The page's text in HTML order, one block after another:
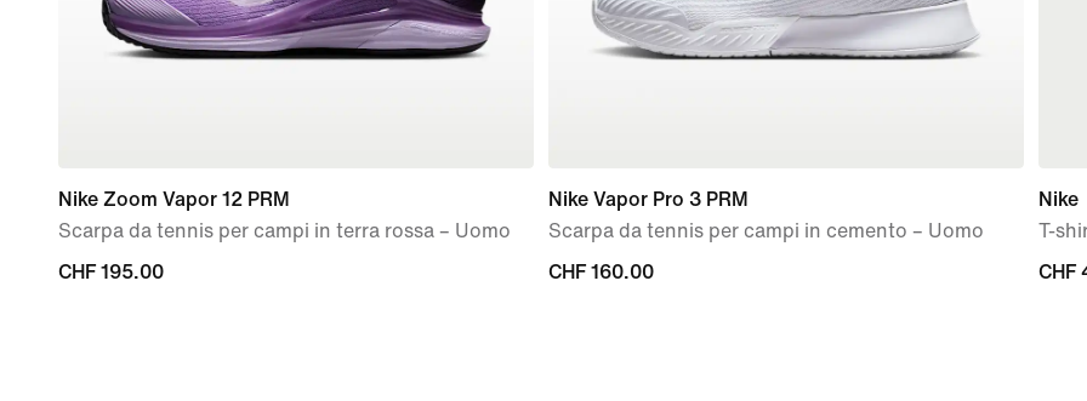
Nike Zoom Vapor 12 PRM
Scarpa da tennis per campi in terra rossa – Uomo
CHF
CHF 195.00
Nike Vapor Pro 3 PRM
Scarpa da tennis per campi in cemento – Uomo
CHF
CHF 160.00
Nike
T-
CHF
CHF